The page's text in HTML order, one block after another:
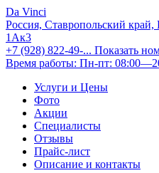
Da Vinci
Россия, Ставропольский
1Ак3
+7 (928) 822-49-... Показать
Время работы: Пн-пт:
Услуги и Цены
Фото
Акции
Специалисты
Отзывы
Прайс-лист
Описание и контакты